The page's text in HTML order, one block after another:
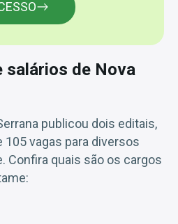
salários de Nova
publicou dois editais,
vagas para diversos
Confira quais são os cargos